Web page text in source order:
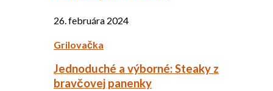
26. februára 2024
Grilovačka
Jednoduché a výborné: Steaky z
bravčovej panenky